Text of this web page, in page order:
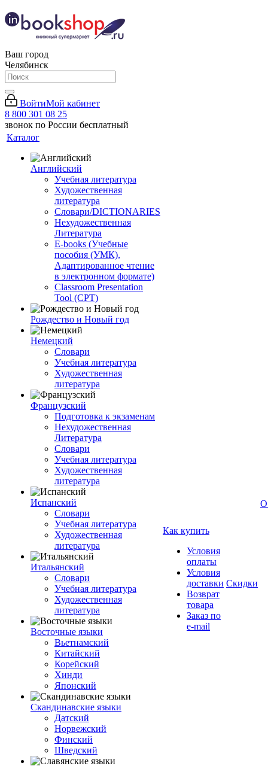
Ваш город
Челябинск
ВойтиМой кабинет
8 800 301 08 25
звонок по России бесплатный
Каталог
Английский
Учебная литература
Художественная
литература
Словари/DICTIONARIES
Нехудожественная
Литература
E-books (Учебные
пособия (УМК),
Адаптированное чтение
в электронном формате)
Classroom Presentation
Tool (CPT)
Рождество и Новый год
Немецкий
Словари
Учебная литература
Художественная
литература
Французский
Подготовка к экзаменам
Нехудожественная
Литература
Словари
Учебная литература
Художественная
литература
Испанский
Словари
Учебная литература
Художественная
литература
Итальянский
Словари
Учебная литература
Художественная
литература
Восточные языки
Вьетнамский
Китайский
Корейский
Хинди
Японский
Скандинавские языки
Датский
Норвежский
Финский
Шведский
Как купить
Условия
оплаты
Условия
доставки
Возврат
товара
Заказ по
e-mail
Скидки
О